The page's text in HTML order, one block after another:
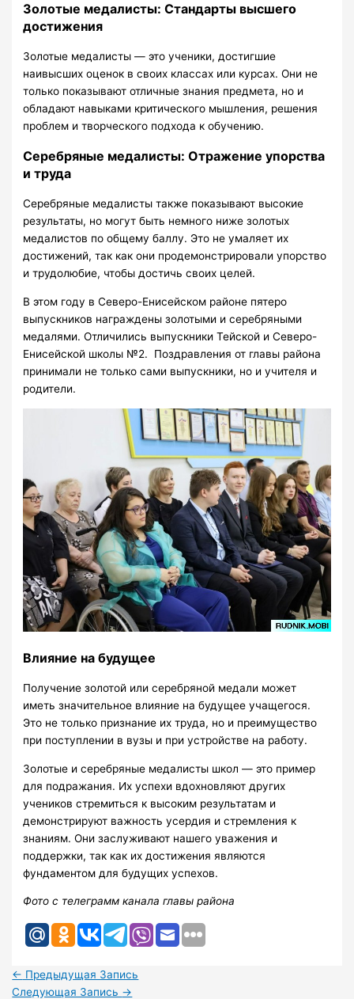
Золотые медалисты: Стандарты высшего
достижения
Золотые медалисты — это ученики, достигшие
наивысших оценок в своих классах или курсах. Они не
только показывают отличные знания предмета, но и
обладают навыками критического мышления, решения
проблем и творческого подхода к обучению.
Серебряные медалисты: Отражение упорства
и труда
Серебряные медалисты также показывают высокие
результаты, но могут быть немного ниже золотых
медалистов по общему баллу. Это не умаляет их
достижений, так как они продемонстрировали упорство
и трудолюбие, чтобы достичь своих целей.
В этом году в Северо-Енисейском районе пятеро
выпускников награждены золотыми и серебряными
медалями. Отличились выпускники Тейской и Северо-
Енисейской школы №2. Поздравления от главы района
принимали не только сами выпускники, но и учителя и
родители.
Влияние на будущее
Получение золотой или серебряной медали может
иметь значительное влияние на будущее учащегося.
Это не только признание их труда, но и преимущество
при поступлении в вузы и при устройстве на работу.
Золотые и серебряные медалисты школ — это пример
для подражания. Их успехи вдохновляют других
учеников стремиться к высоким результатам и
демонстрируют важность усердия и стремления к
знаниям. Они заслуживают нашего уважения и
поддержки, так как их достижения являются
фундаментом для будущих успехов.
Фото с телеграмм канала главы района
← Предыдущая Запись
Следующая Запись →